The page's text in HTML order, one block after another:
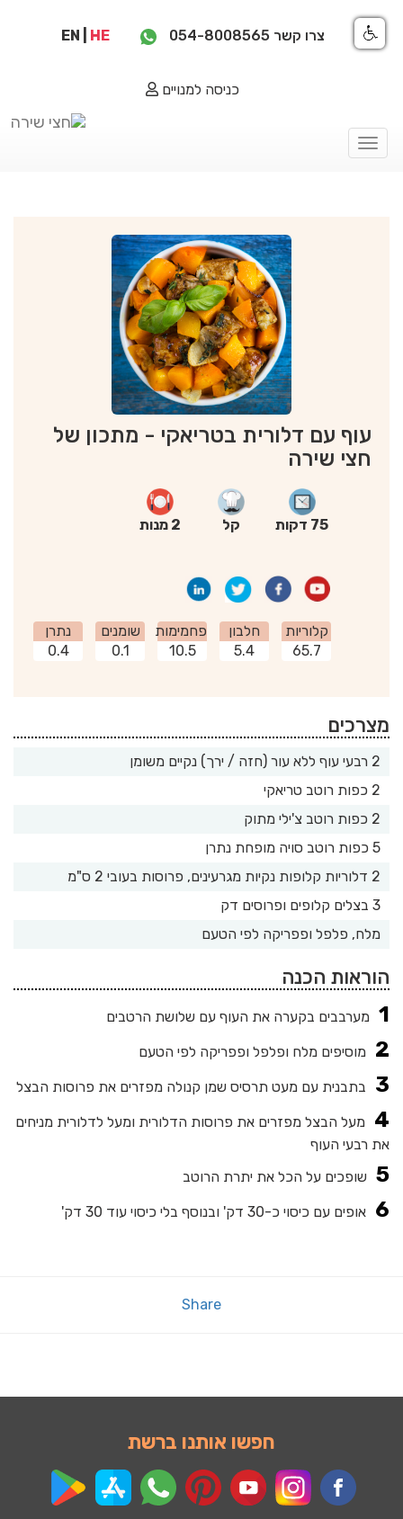
צרו קשר054-8008565
EN HE
כניסה למנויים
Toggle
עוף עם דלורית בטריאקי - מתכון של
חצי שירה
75 דקות קל 2 מנות
קלוריות
65.7
חלבון
5.4
פחמימות
10.5
שומנים
0.1
נתרן
0.4
מצרכים
2 רבעי עוף ללא עור (חזה / ירך) נקיים משומן
2 כפות רוטב טריאקי
2 כפות רוטב צ'ילי מתוק
5 כפות רוטב סויה מופחת נתרן
2 דלוריות קלופות נקיות מגרעינים, פרוסות בעובי 2 ס"מ
3 בצלים קלופים ופרוסים דק
מלח, פלפל ופפריקה לפי הטעם
הוראות הכנה
מערבבים בקערה את העוף עם שלושת הרטבים
מוסיפים מלח ופלפל ופפריקה לפי הטעם
בתבנית עם מעט תרסיס שמן קנולה מפזרים את פרוסות הבצל
מעל הבצל מפזרים את פרוסות הדלורית ומעל לדלורית מניחים
את רבעי העוף
שופכים על הכל את יתרת הרוטב
אופים עם כיסוי כ-30 דק' ובנוסף בלי כיסוי עוד 30 דק'
Share
חפשו אותנו ברשת